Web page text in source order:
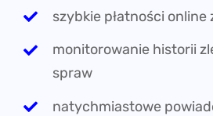
szybkie płatności online
monitorowanie historii
spraw
natychmiastowe